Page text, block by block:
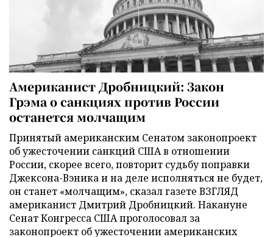
Американист Дробницкий: Закон
Грэма о санкциях против России
останется молчащим
Принятый американским Сенатом законопроект
об ужесточении санкций США в отношении
России, скорее всего, повторит судьбу поправки
Джексона-Вэника и на деле исполняться не будет,
он станет «молчащим», сказал газете ВЗГЛЯД
американист Дмитрий Дробницкий. Накануне
Сенат Конгресса США проголосовал за
законопроект об ужесточении американских